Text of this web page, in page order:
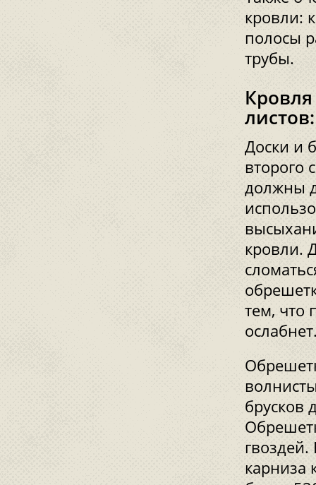
кровли:
полосы
трубы.
Доски и
второго
должны
кровли.
тем, что
брусков
карниза